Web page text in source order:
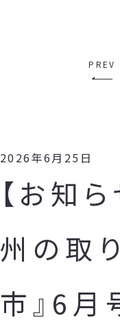
PREV
2026年6月25日
【お知
州の取
市』6月